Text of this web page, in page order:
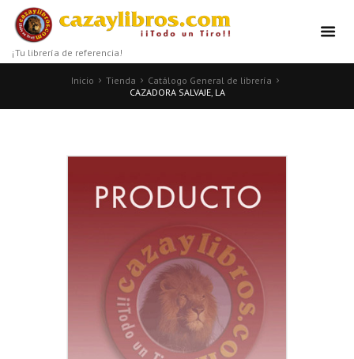
¡Tu librería de referencia!
Inicio Tienda
Catálogo General de librería
CAZADORA SALVAJE, LA